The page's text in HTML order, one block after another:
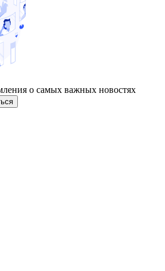
о самых важных новостях